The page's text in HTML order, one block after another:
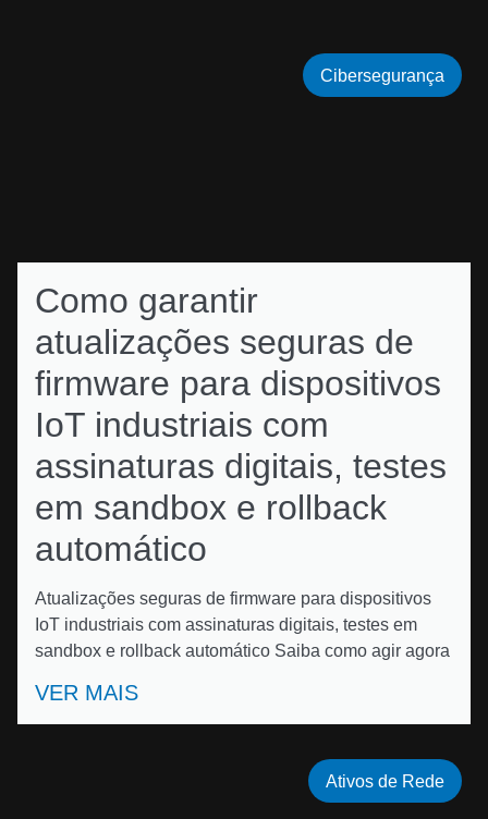
Como garantir
atualizações seguras de
firmware para dispositivos
IoT industriais com
assinaturas digitais, testes
em sandbox e rollback
automático
Atualizações seguras de firmware para dispositivos
IoT industriais com assinaturas digitais, testes em
sandbox e rollback automático Saiba como agir agora
VER MAIS
Cibersegurança
Ativos de Rede